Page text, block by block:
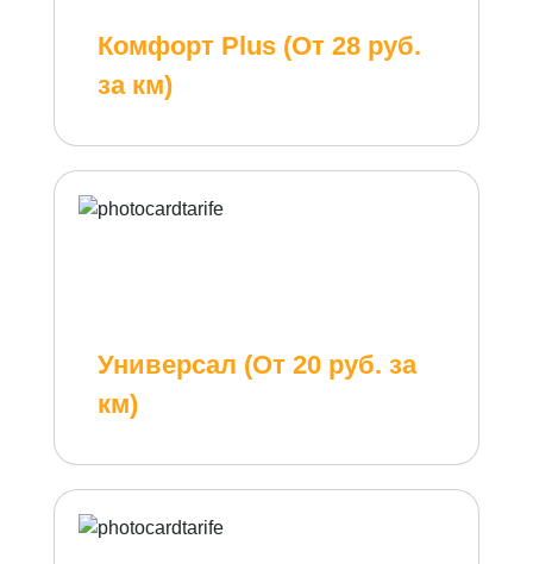
Комфорт Plus (От 28 руб.
за км)
Универсал (От 20 руб. за
км)